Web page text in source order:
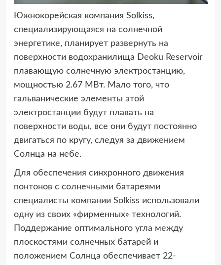
Южнокорейская компания Solkiss,
специализирующаяся на солнечной
энергетике, планирует развернуть на
поверхности водохранилища Deoku Reservoir
плавающую солнечную электростанцию,
мощностью 2.67 МВт. Мало того, что
гальванические элементы этой
электростанции будут плавать на
поверхности воды, все они будут постоянно
двигаться по кругу, следуя за движением
Солнца на небе.
Для обеспечения синхронного движения
понтонов с солнечными батареями
специалисты компании Solkiss использовали
одну из своих «фирменных» технологий.
Поддержание оптимального угла между
плоскостями солнечных батарей и
положением Солнца обеспечивает 22-